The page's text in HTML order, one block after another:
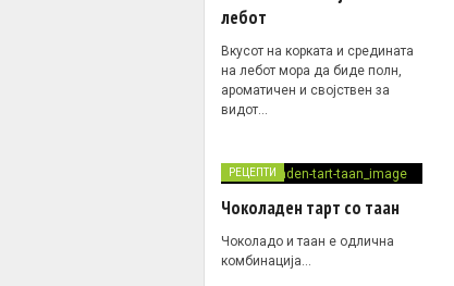
лебот
Вкусот на корката и средината
на лебот мора да биде полн,
ароматичен и својствен за
видот…
РЕЦЕПТИ
Чоколаден тарт со таан
Чоколадо и таан е одлична
комбинација…